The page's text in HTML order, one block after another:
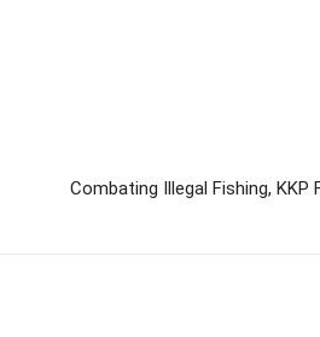
Combating Illegal Fishing, KKP